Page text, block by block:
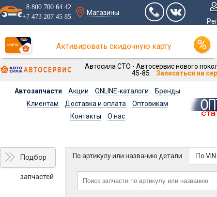
8 800 700 64 42
+7 473 207 45 85
Магазины
Активировать скидочную карту
Автосила СТО - Автосервис нового
45-85
Записаться на
Автозапчасти Акции ONLINE-каталоги
Бренды
Клиентам
Доставка и оплата
Оптовикам
Контакты
О нас
Подбор
запчастей
По артикулу или названию детали По